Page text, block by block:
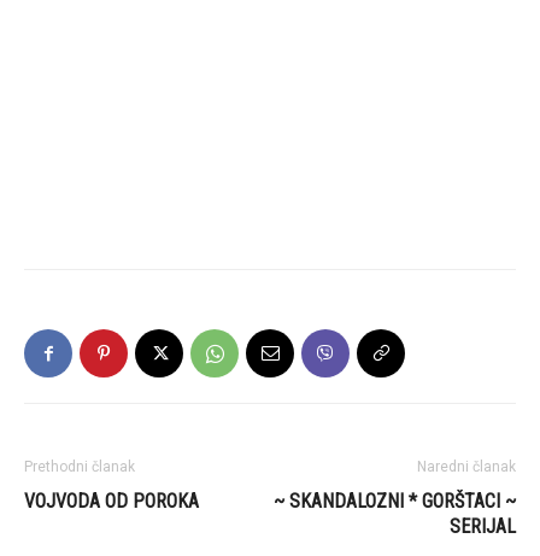
Prethodni članak
VOJVODA OD POROKA
Naredni članak
~ SKANDALOZNI * GORŠTACI ~
SERIJAL